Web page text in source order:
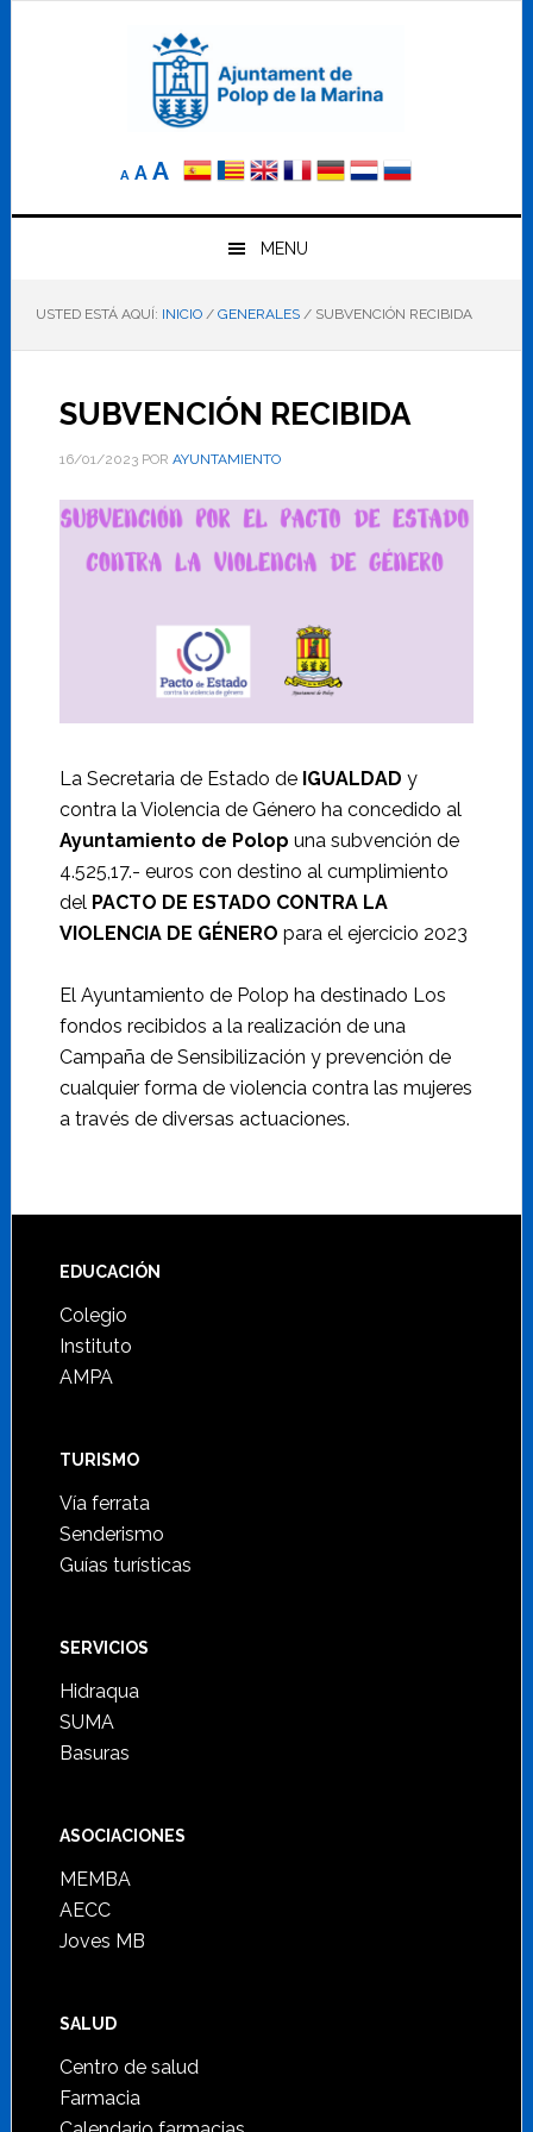
A
Reducir
elA Tamaño
AAumentar
el
tamaño
letra
MENU
USTED ESTÁ AQUÍ: INICIO / GENERALES /SUBVENCIÓN RECIBIDA
SUBVENCIÓN RECIBIDA
16/01/2023POR AYUNTAMIENTO
La Secretaria de Estado de IGUALDAD y
contra la Violencia de Género ha concedido al
Ayuntamiento de Polop una subvención de
4.525,17.- euros con destino al cumplimiento
del PACTO DE ESTADO CONTRA LA
VIOLENCIA DE GÉNERO para el ejercicio 2023
El Ayuntamiento de Polop ha destinado Los
fondos recibidos a la realización de una
Campaña de Sensibilización y prevención de
cualquier forma de violencia contra las mujeres
a través de diversas actuaciones.
Footer
EDUCACIÓN
Colegio
Instituto
AMPA
TURISMO
Vía ferrata
Senderismo
Guías turísticas
SERVICIOS
Hidraqua
SUMA
Basuras
ASOCIACIONES
MEMBA
AECC
Joves MB
SALUD
Centro de salud
Farmacia